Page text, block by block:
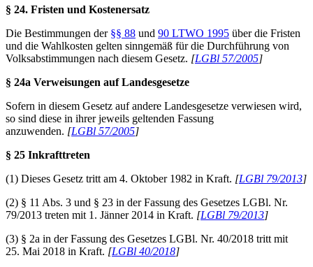
§ 24. Fristen und Kostenersatz
Die Bestimmungen der §§ 88 und 90 LTWO 1995 über die Fristen
und die Wahlkosten gelten sinngemäß für die Durchführung von
Volksabstimmungen nach diesem Gesetz. [LGBl 57/2005]
§ 24a Verweisungen auf Landesgesetze
Sofern in diesem Gesetz auf andere Landesgesetze verwiesen wird,
so sind diese in ihrer jeweils geltenden Fassung
anzuwenden. [LGBl 57/2005]
§ 25 Inkrafttreten
(1) Dieses Gesetz tritt am 4. Oktober 1982 in Kraft. [LGBl 79/2013]
(2) § 11 Abs. 3 und § 23 in der Fassung des Gesetzes LGBl. Nr.
79/2013 treten mit 1. Jänner 2014 in Kraft. [LGBl 79/2013]
(3) § 2a in der Fassung des Gesetzes LGBl. Nr. 40/2018 tritt mit
25. Mai 2018 in Kraft. [LGBl 40/2018]